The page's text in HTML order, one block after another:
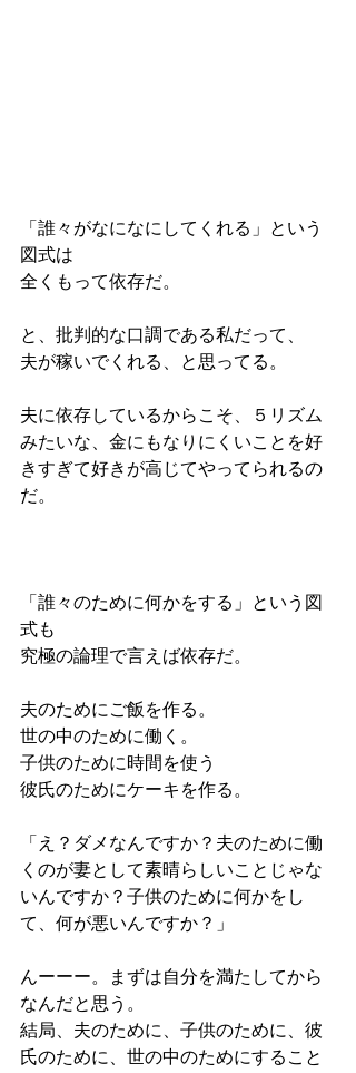
「誰々がなになにしてくれる」という
図式は
全くもって依存だ。
と、批判的な口調である私だって、
夫が稼いでくれる、と思ってる。
夫に依存しているからこそ、５リズム
みたいな、金にもなりにくいことを好
きすぎて好きが高じてやってられるの
だ。
「誰々のために何かをする」という図
式も
究極の論理で言えば依存だ。
夫のためにご飯を作る。
世の中のために働く。
子供のために時間を使う
彼氏のためにケーキを作る。
「え？ダメなんですか？夫のために働
くのが妻として素晴らしいことじゃな
いんですか？子供のために何かをし
て、何が悪いんですか？」
んーーー。まずは自分を満たしてから
なんだと思う。
結局、夫のために、子供のために、彼
氏のために、世の中のためにすること